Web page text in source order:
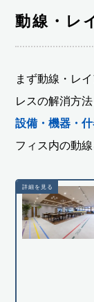
動線・レ
まず動線・レ
レスの解消方
設備・機器・
フィス内の動